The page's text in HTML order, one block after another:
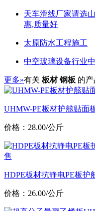
天车滑线厂家请选
惠,质量好
太原防水工程施工
中空玻璃设备行业
更多»有关 板材 钢板 的产
UHMW-PE板材护舷贴面
价格：28.00/公斤
HDPE板材抗静电PE板护
价格：26.00/公斤